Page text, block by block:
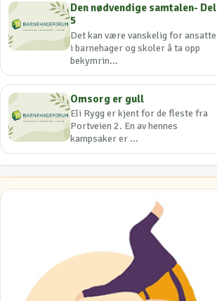
Den nødvendige samtalen- Del
5
Det kan være vanskelig for ansatte
i barnehager og skoler å ta opp
bekymrin...
Omsorg er gull
Eli Rygg er kjent for de fleste fra
Portveien 2. En av hennes
kampsaker er ...